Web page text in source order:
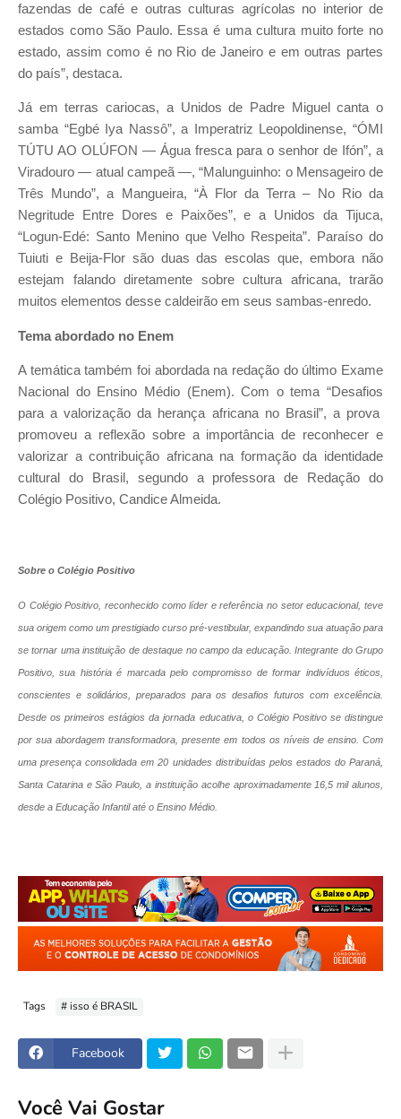
fazendas de café e outras culturas agrícolas no interior de
estados como São Paulo. Essa é uma cultura muito forte no
estado, assim como é no Rio de Janeiro e em outras partes
do país”, destaca.
Já em terras cariocas, a Unidos de Padre Miguel canta o
samba “Egbé Iya Nassô”, a Imperatriz Leopoldinense, “ÓMI
TÚTU AO OLÚFON — Água fresca para o senhor de Ifón”, a
Viradouro — atual campeã —, “Malunguinho: o Mensageiro de
Três Mundo”, a Mangueira, “À Flor da Terra – No Rio da
Negritude Entre Dores e Paixões”, e a Unidos da Tijuca,
“Logun-Edé: Santo Menino que Velho Respeita”. Paraíso do
Tuiuti e Beija-Flor são duas das escolas que, embora não
estejam falando diretamente sobre cultura africana, trarão
muitos elementos desse caldeirão em seus sambas-enredo.
Tema abordado no Enem
A temática também foi abordada na redação do último Exame
Nacional do Ensino Médio (Enem). Com o tema “Desafios
para a valorização da herança africana no Brasil”, a prova
promoveu a reflexão sobre a importância de reconhecer e
valorizar a contribuição africana na formação da identidade
cultural do Brasil, segundo a professora de Redação do
Colégio Positivo, Candice Almeida.
Sobre o Colégio Positivo
O Colégio Positivo, reconhecido como líder e referência no setor educacional, teve
sua origem como um prestigiado curso pré-vestibular, expandindo sua atuação para
se tornar uma instituição de destaque no campo da educação. Integrante do Grupo
Positivo, sua história é marcada pelo compromisso de formar indivíduos éticos,
conscientes e solidários, preparados para os desafios futuros com excelência.
Desde os primeiros estágios da jornada educativa, o Colégio Positivo se distingue
por sua abordagem transformadora, presente em todos os níveis de ensino. Com
uma presença consolidada em 20 unidades distribuídas pelos estados do Paraná,
Santa Catarina e São Paulo, a instituição acolhe aproximadamente 16,5 mil alunos,
desde a Educação Infantil até o Ensino Médio.
Tags # isso é BRASIL
Facebook
Você Vai Gostar